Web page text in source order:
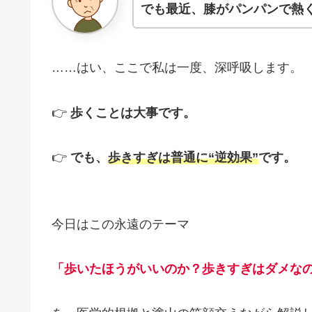
でも最近、膝がパンパンで
……はい、ここで私は一度、深呼吸します。
👉 歩くことは大事です。
👉 でも、 歩きすぎは普通に“逆効果”です。
今日はこの永遠のテーマ
「歩いたほうがいいのか？歩きすぎはダメな